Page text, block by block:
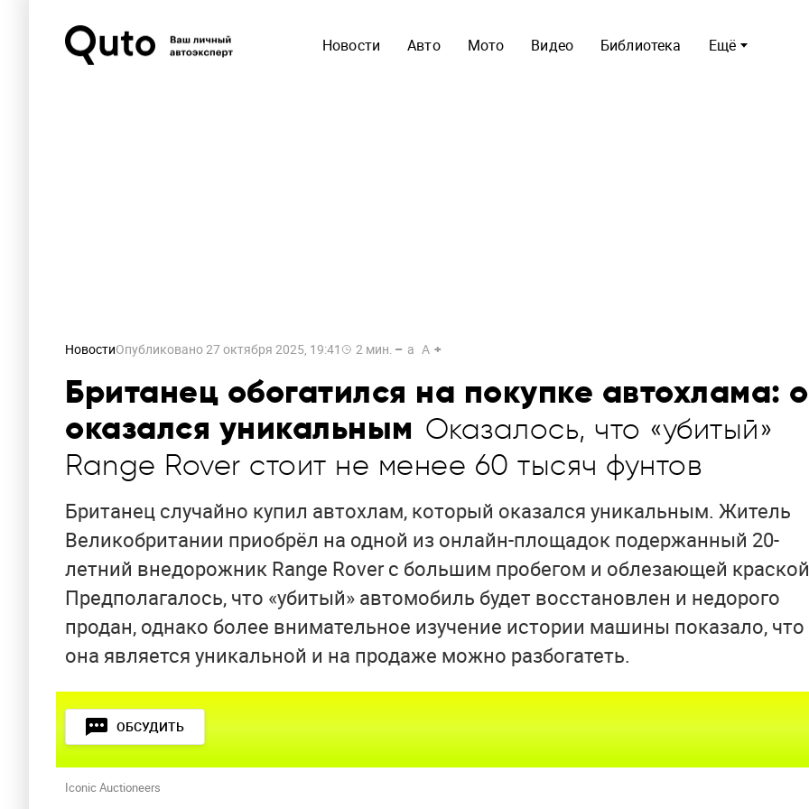
Ещё
Новости Авто Мото Видео Библиотека
НовостиОпубликовано27 октября 2025, 19:41 2 мин. a A
Британец обогатился на покупке автохлама:
оказался уникальным Оказалось, что «убитый»
Range Rover стоит не менее 60 тысяч фунтов
Британец случайно купил автохлам, который оказался уникальным. Житель
Великобритании приобрёл на одной из онлайн-площадок подержанный 20-
летний внедорожник Range Rover с большим пробегом и облезающей
Предполагалось, что «убитый» автомобиль будет восстановлен и недорого
продан, однако более внимательное изучение истории машины показало, что
она является уникальной и на продаже можно разбогатеть.
ОБСУДИТЬ
Iconic Auctioneers